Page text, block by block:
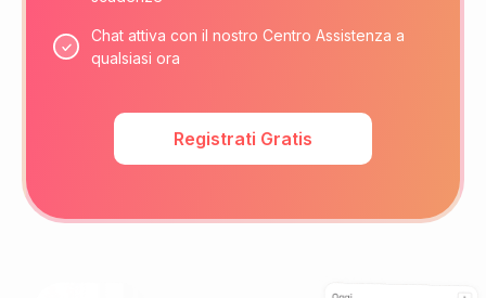
Chat attiva con il nostro Centro Assistenza a
qualsiasi ora
Registrati Gratis